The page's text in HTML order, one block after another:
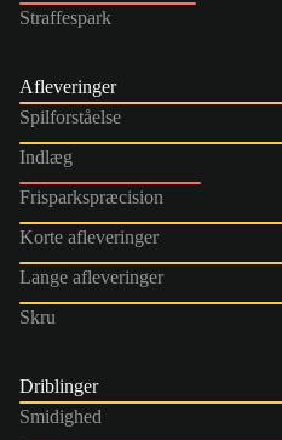
Straffespark
Afleveringer
Spilforståelse
Indlæg
Frisparkspræcision
Korte afleveringer
Lange afleveringer
Skru
Driblinger
Smidighed